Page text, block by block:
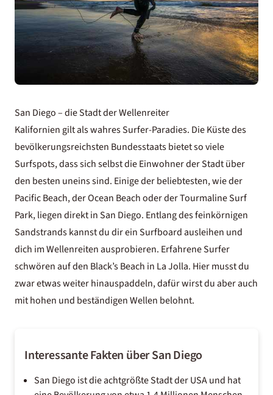
San Diego – die Stadt der Wellenreiter
Kalifornien gilt als wahres Surfer-Paradies. Die Küste des
bevölkerungsreichsten Bundesstaats bietet so viele
Surfspots, dass sich selbst die Einwohner der Stadt über
den besten uneins sind. Einige der beliebtesten, wie der
Pacific Beach, der Ocean Beach oder der Tourmaline Surf
Park, liegen direkt in San Diego. Entlang des feinkörnigen
Sandstrands kannst du dir ein Surfboard ausleihen und
dich im Wellenreiten ausprobieren. Erfahrene Surfer
schwören auf den Black’s Beach in La Jolla. Hier musst du
zwar etwas weiter hinauspaddeln, dafür wirst du aber auch
mit hohen und beständigen Wellen belohnt.
Interessante Fakten über San Diego
San Diego ist die achtgrößte Stadt derUSAund hat